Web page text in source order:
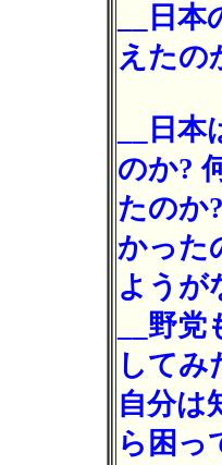
__日
えたの
__日
のか?
たのか
かった
ようが
__野
してみ
自分は
ら困っ